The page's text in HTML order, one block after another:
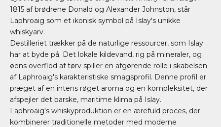
1815 af brødrene Donald og Alexander Johnston, står
Laphroaig som et ikonisk symbol på Islay's unikke
whiskyarv.
Destilleriet trækker på de naturlige ressourcer, som Islay
har at byde på. Det lokale kildevand, rig på mineraler, og
øens overflod af tørv spiller en afgørende rolle i skabelsen
af Laphroaig's karakteristiske smagsprofil. Denne profil er
præget af en intens røget aroma og en kompleksitet, der
afspejler det barske, maritime klima på Islay.
Laphroaig's whiskyproduktion er en ærefuld proces, der
kombinerer traditionelle metoder med moderne